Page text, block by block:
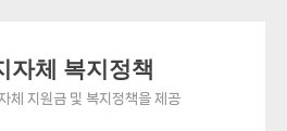
자체 복지정책
체 지원금 및 복지정책을 제공